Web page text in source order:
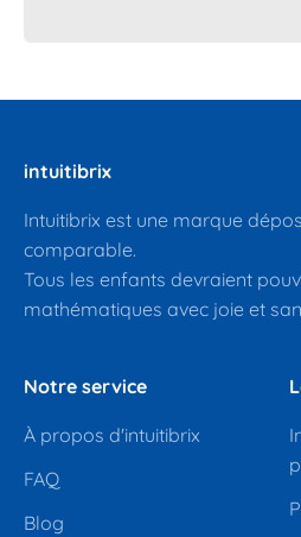
intuitibrix
Intuitibrix est une marque
comparable.
Tous les enfants devraient
mathématiques avec joie et
Notre service
À propos d'intuitibrix
FAQ
Blog